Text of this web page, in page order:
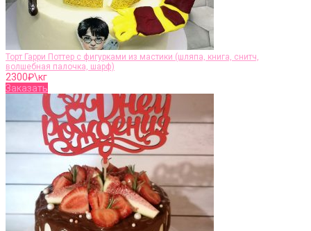
Торт Гарри Поттер c фигурками из мастики (шляпа, книга, снитч,
волшебная палочка, шарф)
2300₽\кг
Заказать